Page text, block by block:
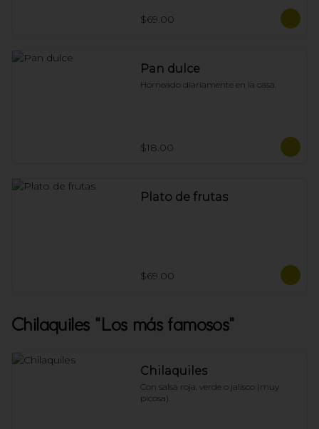
$69.00
Pan dulce
Horneado diariamente en la casa.
$18.00
Plato de frutas
$69.00
Chilaquiles "Los más famosos"
Chilaquiles
Con salsa roja, verde o jalisco (muy
picosa).